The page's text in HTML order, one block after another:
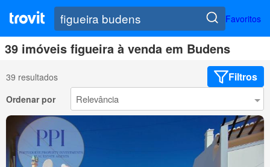
Favoritos
39 imóveis figueira à venda em Budens
39 resultados Filtros
Ordenar por